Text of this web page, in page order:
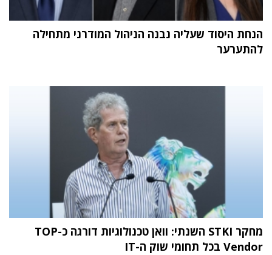
הנחת היסוד שעליה נבנה הניהול המודרני מתחילה
להתערער
מחקר STKI השנתי: וואן טכנולוגיות דורגה כ-TOP
Vendor בכל תחומי שוק ה-IT